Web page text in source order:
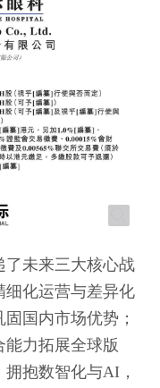
了未来三大核心战
细化运营与差异化
国内市场优势；
力拓展全球版
抱数智化与AI，